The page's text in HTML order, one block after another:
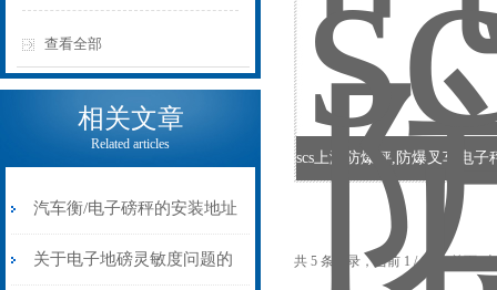
查看全部
相关文章
Related articles
汽车衡/电子磅秤的安装地址
如何选择
关于电子地磅灵敏度问题的 共 5 条记录，当前 1 / 1 页 首页